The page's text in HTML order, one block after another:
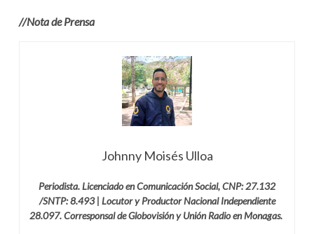
//Nota de Prensa
Johnny Moisés Ulloa
Periodista. Licenciado en Comunicación Social, CNP: 27.132
/SNTP: 8.493 | Locutor y Productor Nacional Independiente
28.097. Corresponsal de Globovisión y Unión Radio en Monagas.